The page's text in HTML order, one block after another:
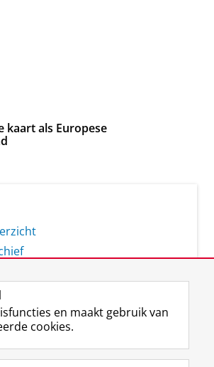
kaart als Europese
RUG
F
L
R I
Y
en maakt gebruik van
cookies.